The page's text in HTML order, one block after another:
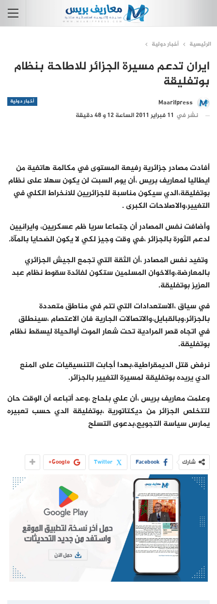
الرئيسية أخبار دولية
ايران تدعم مسيرة الجزائر للاطاحة بنظام
بوتفليقة
أخبار دولية
Maarifpress
نشر في 11 فبراير 2011 الساعة 12 و 48 دقيقة
أفادت مصادر جزائرية رفيعة المستوى في مكالمة هاتفية من
ايطاليا لمعاريف بريس ،أن يوم السبت لن يكون سهلا على نظام
بوتفليقة،الدي سيكون مناسبة للجزائريين للانخراط الكلي في
التغيير،والاصلاحات الكبرى .
وأضافت نفس المصادر أن جتماعا سريا ظم عسكريين، وايرانيين
لدعم الثورة بالجزائر ،في وقت وجيز لكي لا يكون الضحايا بالمآة.
وتفيد نفس المصادر ،أن الثقة التي تجمع الجيش الجزائري
بالمعارضة،والاخوان المسلمين ستكون لفائدة سقوط نظام عبد
العزيز بوتفليقة.
في سياق ،الاستعدادات التي تتم في مناطق متعددة
بالجزائر،وبالقبايل،والاتصالات الجارية فان الاعتصام ،سينطلق
في اتجاه قصر المرادية تحت شعار الموت أوالحياة ليسقط نظام
بوتفليقة.
نرفض قتل الديمقراطية،بهدا أجابت التنسيقيات على المنع
الدي يريده بوتفليقة لمسيرة التغيير بالجزائر.
وعلمت معاريف بريس ،أن علي بلحاج ،وعد أتباعه أن الوقت حان
لتتخلص الجزائر من ديكتاتورية ،بوتفليقة الدي حسب تعبيره
يمارس سياسة التجويع،بدعوى التسلح
شارك Facebook
Twitter
Google+